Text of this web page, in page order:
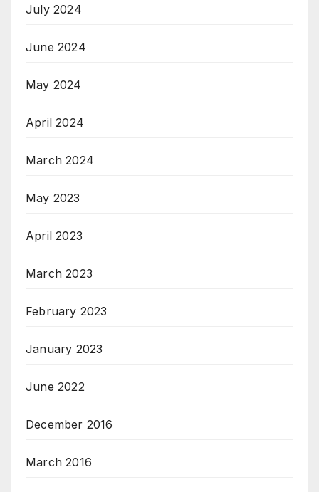
July 2024
June 2024
May 2024
April 2024
March 2024
May 2023
April 2023
March 2023
February 2023
January 2023
June 2022
December 2016
March 2016